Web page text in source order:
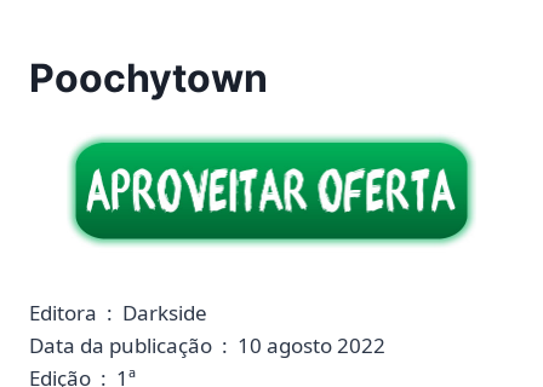
Poochytown
Editora ‏ : ‎ Darkside
Data da publicação ‏ : ‎ 10 agosto 2022
Edição ‏ : ‎ 1ª